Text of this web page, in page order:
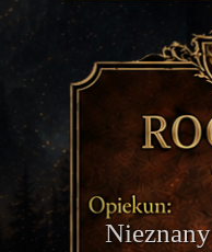
Nieznany